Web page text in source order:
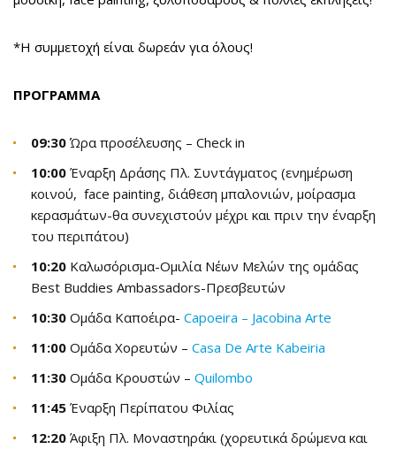
*Η συμμετοχή είναι δωρεάν για όλους!
ΠΡΟΓΡΑΜΜΑ
09:30 Ώρα προσέλευσης – Check in
10:00 Έναρξη Δράσης Πλ. Συντάγματος (ενημέρωση
κοινού, face painting, διάθεση μπαλονιών, μοίρασμα
κερασμάτων-θα συνεχιστούν μέχρι και πριν την έναρξη
του περιπάτου)
10:20 Καλωσόρισμα-Ομιλία Νέων Μελών της ομάδας
Best Buddies Ambassadors-Πρεσβευτών
10:30 Ομάδα Καποέιρα- Capoeira – Jacobina Arte
11:00 Ομάδα Χορευτών – Casa De Arte Kabeiria
11:30 Ομάδα Κρουστών – Quilombο
11:45 Έναρξη Περίπατου Φιλίας
12:20 Άφιξη Πλ. Μοναστηράκι (χορευτικά δρώμενα και